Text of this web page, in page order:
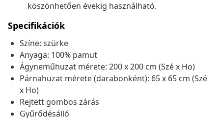
köszönhetően évekig használható.
Specifikációk
Színe: szürke
Anyaga: 100% pamut
Ágyneműhuzat mérete: 200 x 200 cm (Szé x Ho)
Párnahuzat mérete (darabonként): 65 x 65 cm (Szé
x Ho)
Rejtett gombos zárás
Gyűrődésálló